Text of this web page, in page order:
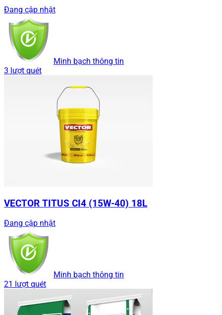
Đang cập nhật
Minh bạch thông tin
3 lượt quét
VECTOR TITUS CI4 (15W-40) 18L
Đang cập nhật
Minh bạch thông tin
21 lượt quét